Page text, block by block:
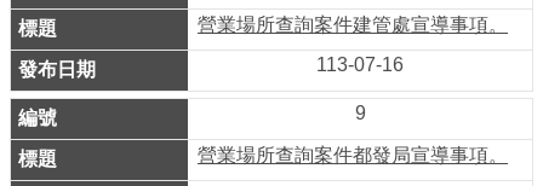
紹
影
音
專
區
營業場所查詢案件建管處宣導事項。
113-07-16
9
營業場所查詢案件都發局宣導事項。